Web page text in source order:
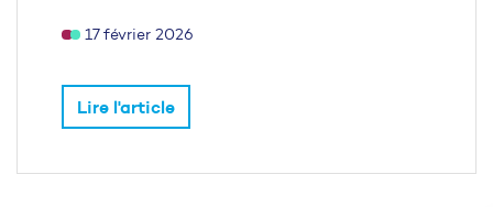
17 février 2026
Lire l'article